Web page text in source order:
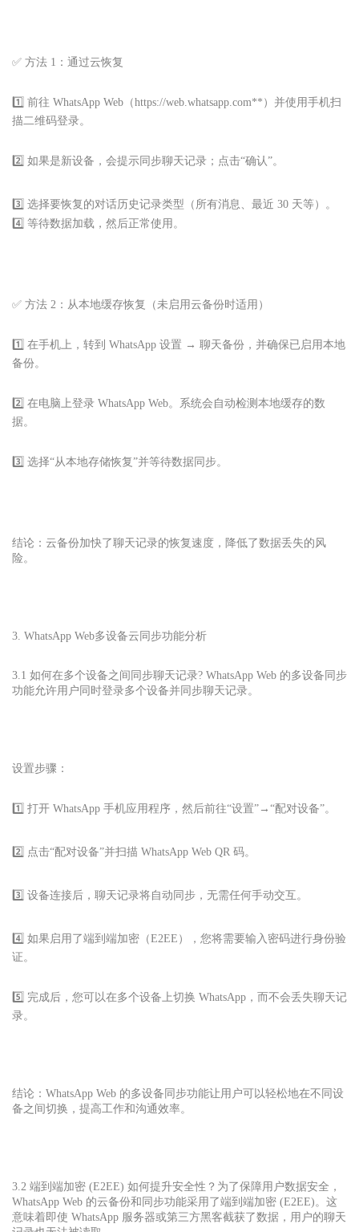
✅ 方法 1：通过云恢复
1️⃣ 前往 WhatsApp Web（https://web.whatsapp.com**）并使用手机扫
描二维码登录。
2️⃣ 如果是新设备，会提示同步聊天记录；点击“确认”。
3️⃣ 选择要恢复的对话历史记录类型（所有消息、最近 30 天等）。
4️⃣ 等待数据加载，然后正常使用。
✅ 方法 2：从本地缓存恢复（未启用云备份时适用）
1️⃣ 在手机上，转到 WhatsApp 设置 → 聊天备份，并确保已启用本地
备份。
2️⃣ 在电脑上登录 WhatsApp Web。系统会自动检测本地缓存的数
据。
3️⃣ 选择“从本地存储恢复”并等待数据同步。
结论：云备份加快了聊天记录的恢复速度，降低了数据丢失的风
险。
3. WhatsApp Web多设备云同步功能分析
3.1 如何在多个设备之间同步聊天记录? WhatsApp Web 的多设备同步
功能允许用户同时登录多个设备并同步聊天记录。
设置步骤：
1️⃣ 打开 WhatsApp 手机应用程序，然后前往“设置”→“配对设备”。
2️⃣ 点击“配对设备”并扫描 WhatsApp Web QR 码。
3️⃣ 设备连接后，聊天记录将自动同步，无需任何手动交互。
4️⃣ 如果启用了端到端加密（E2EE），您将需要输入密码进行身份验
证。
5️⃣ 完成后，您可以在多个设备上切换 WhatsApp，而不会丢失聊天记
录。
结论：WhatsApp Web 的多设备同步功能让用户可以轻松地在不同设
备之间切换，提高工作和沟通效率。
3.2 端到端加密 (E2EE) 如何提升安全性？为了保障用户数据安全，
WhatsApp Web 的云备份和同步功能采用了端到端加密 (E2EE)。这
意味着即使 WhatsApp 服务器或第三方黑客截获了数据，用户的聊天